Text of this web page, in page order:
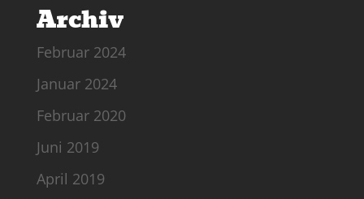
Archiv
Februar 2024
Januar 2024
Februar 2020
Juni 2019
April 2019